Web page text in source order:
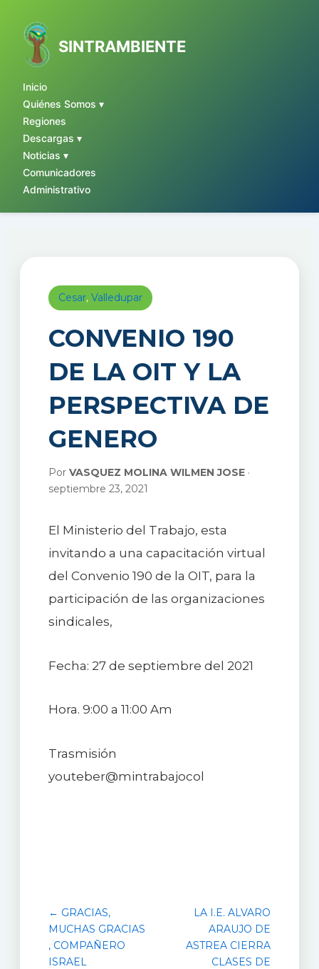
SINTRAMBIENTE
Inicio
Quiénes Somos ▾
Regiones
Descargas ▾
Noticias ▾
Comunicadores
Administrativo
contenido
Cesar, Valledupar
CONVENIO 190
DE LA OIT Y LA
PERSPECTIVA DE
GENERO
Por VASQUEZ MOLINA WILMEN JOSE·
septiembre 23, 2021
El Ministerio del Trabajo, esta
invitando a una capacitación virtual
del Convenio 190 de la OIT, para la
participación de las organizaciones
sindicales,
Fecha: 27 de septiembre del 2021
Hora. 9:00 a 11:00 Am
Trasmisión
youteber@mintrabajocol
← GRACIAS,
MUCHAS GRACIAS
, COMPAÑERO
ISRAEL
LA I.E. ALVARO
ARAUJO DE
ASTREA CIERRA
CLASES DE